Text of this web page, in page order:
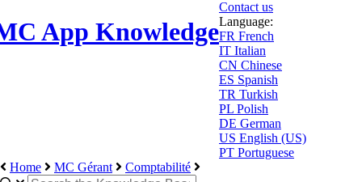
App Knowledge
Contact us
Language:
FR French
IT Italian
CN Chinese
ES Spanish
TR Turkish
PL Polish
DE German
US English (US)
PT Portuguese
Home
MC Gérant Comptabilité